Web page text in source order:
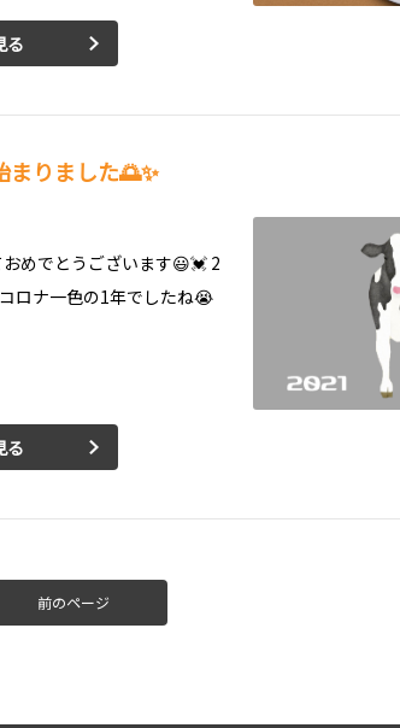
る
まりました🌅✨
めでとうございます😃💓 2
ロナ一色の1年でしたね😭
る
前のページ